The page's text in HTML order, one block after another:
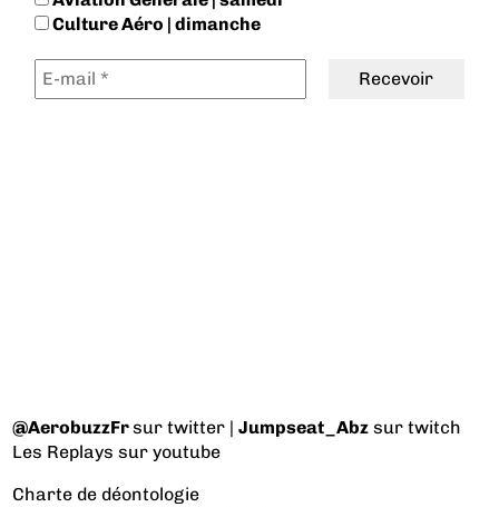
Culture Aéro | dimanche
@AerobuzzFrsur twitter |Jumpseat_Abz sur twitch
Les Replays sur youtube
Charte de déontologie